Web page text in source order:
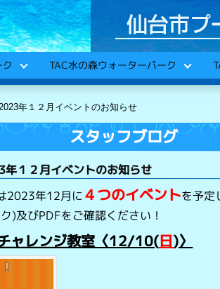
TAC水の森ウォーターパーク
年１２月イベントのお知らせ
スタッフブログ
１２月イベントのお知らせ
2023年12月に４つのイベントを予定
)及びPDFをご確認ください！
ャレンジ教室〈12/10(日)〉